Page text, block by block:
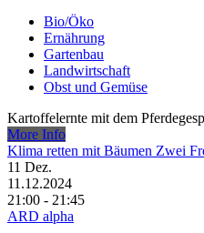
Bio/Öko
Ernährung
Gartenbau
Landwirtschaft
Obst und Gemüse
Kartoffelernte mit dem
More Info
Klima retten mit Bäumen Zwei
11 Dez.
11.12.2024
21:00 - 21:45
ARD alpha